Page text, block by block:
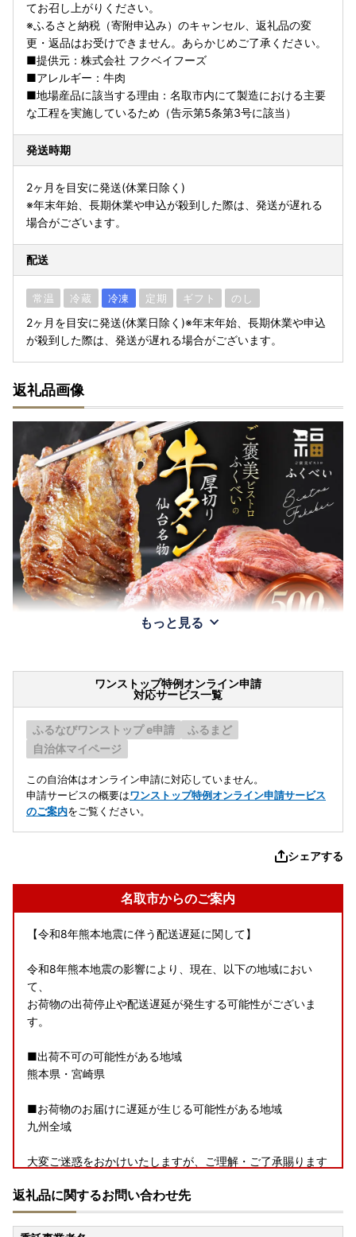
てお召し上がりください。
※ふるさと納税（寄附申込み）のキャンセル、返礼品の変
更・返品はお受けできません。あらかじめご了承ください。
■提供元：株式会社 フクベイフーズ
■アレルギー：牛肉
■地場産品に該当する理由：名取市内にて製造における主要
な工程を実施しているため（告示第5条第3号に該当）
発送時期
2ヶ月を目安に発送(休業日除く)
※年末年始、長期休業や申込が殺到した際は、発送が遅れる
場合がございます。
配送
常温 冷蔵 冷凍 定期 ギフト のし
2ヶ月を目安に発送(休業日除く)※年末年始、長期休業や申込
が殺到した際は、発送が遅れる場合がございます。
返礼品画像
もっと見る
ワンストップ特例オンライン申請
対応サービス一覧
ふるなびワンストップ e申請
ふるまど
自治体マイページ
この自治体はオンライン申請に対応していません。
申請サービスの概要はワンストップ特例オンライン申請サービス
のご案内をご覧ください。
シェアする
名取市からのご案内
【令和8年熊本地震に伴う配送遅延に関して】
令和8年熊本地震の影響により、現在、以下の地域におい
て、
お荷物の出荷停止や配送遅延が発生する可能性がございま
す。
■出荷不可の可能性がある地域
熊本県・宮崎県
■お荷物のお届けに遅延が生じる可能性がある地域
九州全域
大変ご迷惑をおかけいたしますが、ご理解・ご了承賜ります
【夏季休業期間中の受付・発送スケジュールのお知らせ】
返礼品に関するお問い合わせ先